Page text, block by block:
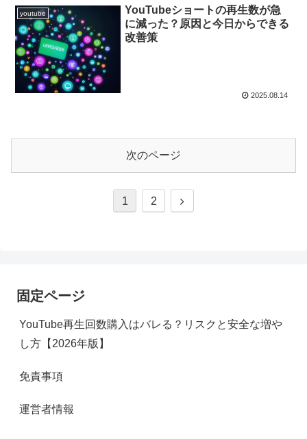
youtube
YouTubeショートの再生数が急
に減った？原因と今日からできる
改善策
2025.08.14
次のページ
1 2
次
固定ページ
YouTube再生回数購入はバレる？リスクと安全な増や
し方【2026年版】
免責事項
運営者情報